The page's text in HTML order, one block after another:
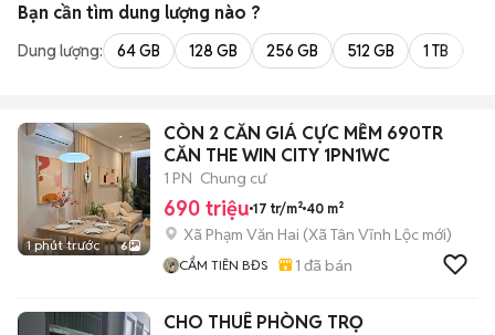
Bạn cần tìm dung lượng nào ?
Dung lượng: 64 GB 128 GB 256 GB 512 GB 1 TB
1 phút trước 6
CÒN 2 CĂN GIÁ CỰC MỀM 690TR
CĂN THE WIN CITY 1PN1WC
1 PN Chung cư
690 triệu 17 tr/m² 40 m²
Xã Phạm Văn Hai (Xã Tân Vĩnh Lộc mới)
CẨM TIÊN BĐS 1 đã bán
CHO THUÊ PHÒNG TRỌ